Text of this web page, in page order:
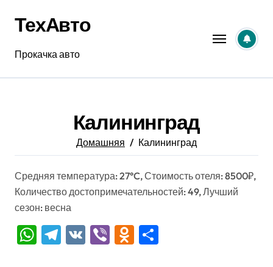
содержанию
ТехАвто
Прокачка авто
Калининград
Домашняя Калининград
Средняя температура: 27°C, Стоимость отеля: 8500₽,
Количество достопримечательностей: 49, Лучший
сезон: весна
WhatsApp
Telegram
VK ViberOdnoklassniki